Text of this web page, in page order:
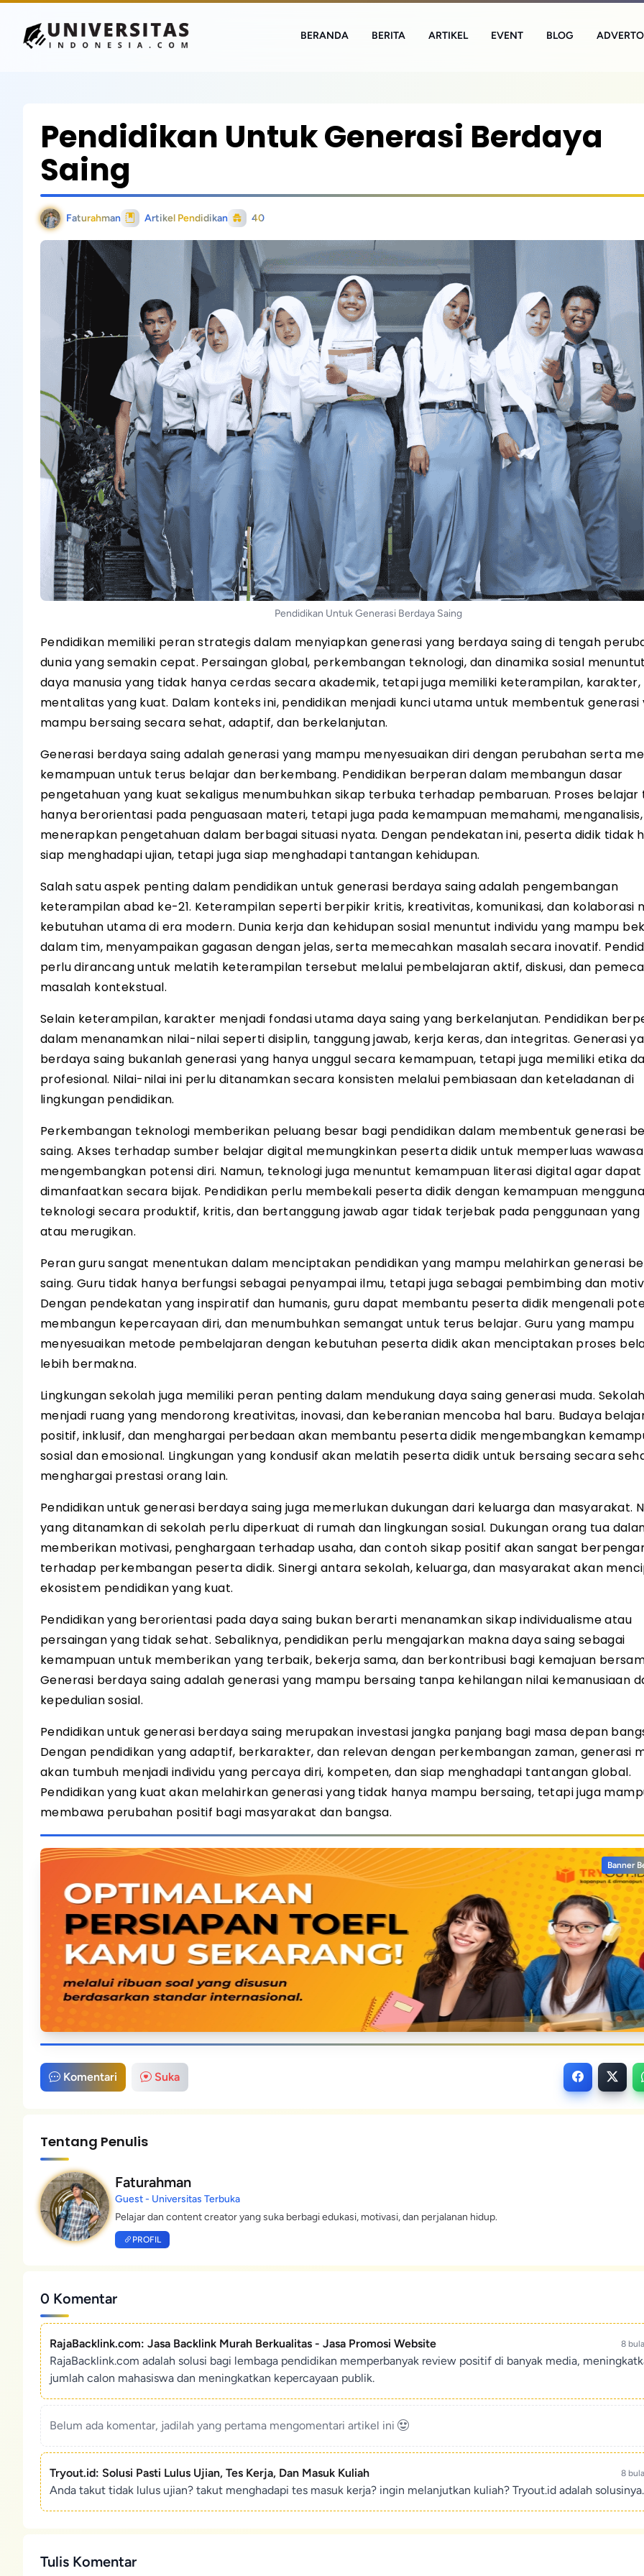
BERANDA BERITA ARTIKEL EVENT BLOG
Pendidikan Untuk Generasi Berdaya
Saing
Faturahman Artikel Pendidikan 40
Pendidikan Untuk Generasi Berdaya Saing
Pendidikan memiliki peran strategis dalam menyiapkan generasi yang berdaya saing di tengah
dunia yang semakin cepat. Persaingan global, perkembangan teknologi, dan dinamika sosial
daya manusia yang tidak hanya cerdas secara akademik, tetapi juga memiliki keterampilan, karakter,
mentalitas yang kuat. Dalam konteks ini, pendidikan menjadi kunci utama untuk membentuk generasi
mampu bersaing secara sehat, adaptif, dan berkelanjutan.
Generasi berdaya saing adalah generasi yang mampu menyesuaikan diri dengan perubahan serta
kemampuan untuk terus belajar dan berkembang. Pendidikan berperan dalam membangun dasar
pengetahuan yang kuat sekaligus menumbuhkan sikap terbuka terhadap pembaruan. Proses belajar
hanya berorientasi pada penguasaan materi, tetapi juga pada kemampuan memahami,
menerapkan pengetahuan dalam berbagai situasi nyata. Dengan pendekatan ini, peserta didik tidak
siap menghadapi ujian, tetapi juga siap menghadapi tantangan kehidupan.
Salah satu aspek penting dalam pendidikan untuk generasi berdaya saing adalah pengembangan
keterampilan abad ke-21. Keterampilan seperti berpikir kritis, kreativitas, komunikasi, dan kolaborasi
kebutuhan utama di era modern. Dunia kerja dan kehidupan sosial menuntut individu yang mampu
dalam tim, menyampaikan gagasan dengan jelas, serta memecahkan masalah secara inovatif.
perlu dirancang untuk melatih keterampilan tersebut melalui pembelajaran aktif, diskusi, dan
masalah kontekstual.
Selain keterampilan, karakter menjadi fondasi utama daya saing yang berkelanjutan. Pendidikan
dalam menanamkan nilai-nilai seperti disiplin, tanggung jawab, kerja keras, dan integritas. Generasi
berdaya saing bukanlah generasi yang hanya unggul secara kemampuan, tetapi juga memiliki etika
profesional. Nilai-nilai ini perlu ditanamkan secara konsisten melalui pembiasaan dan keteladanan di
lingkungan pendidikan.
Perkembangan teknologi memberikan peluang besar bagi pendidikan dalam membentuk generasi
saing. Akses terhadap sumber belajar digital memungkinkan peserta didik untuk memperluas
mengembangkan potensi diri. Namun, teknologi juga menuntut kemampuan literasi digital agar dapat
dimanfaatkan secara bijak. Pendidikan perlu membekali peserta didik dengan kemampuan
teknologi secara produktif, kritis, dan bertanggung jawab agar tidak terjebak pada penggunaan yang
atau merugikan.
Peran guru sangat menentukan dalam menciptakan pendidikan yang mampu melahirkan generasi
saing. Guru tidak hanya berfungsi sebagai penyampai ilmu, tetapi juga sebagai pembimbing dan
Dengan pendekatan yang inspiratif dan humanis, guru dapat membantu peserta didik mengenali
membangun kepercayaan diri, dan menumbuhkan semangat untuk terus belajar. Guru yang mampu
menyesuaikan metode pembelajaran dengan kebutuhan peserta didik akan menciptakan proses
lebih bermakna.
Lingkungan sekolah juga memiliki peran penting dalam mendukung daya saing generasi muda.
menjadi ruang yang mendorong kreativitas, inovasi, dan keberanian mencoba hal baru. Budaya
positif, inklusif, dan menghargai perbedaan akan membantu peserta didik mengembangkan
sosial dan emosional. Lingkungan yang kondusif akan melatih peserta didik untuk bersaing secara
menghargai prestasi orang lain.
Pendidikan untuk generasi berdaya saing juga memerlukan dukungan dari keluarga dan masyarakat.
yang ditanamkan di sekolah perlu diperkuat di rumah dan lingkungan sosial. Dukungan orang tua
memberikan motivasi, penghargaan terhadap usaha, dan contoh sikap positif akan sangat
terhadap perkembangan peserta didik. Sinergi antara sekolah, keluarga, dan masyarakat akan
ekosistem pendidikan yang kuat.
Pendidikan yang berorientasi pada daya saing bukan berarti menanamkan sikap individualisme atau
persaingan yang tidak sehat. Sebaliknya, pendidikan perlu mengajarkan makna daya saing sebagai
kemampuan untuk memberikan yang terbaik, bekerja sama, dan berkontribusi bagi kemajuan
Generasi berdaya saing adalah generasi yang mampu bersaing tanpa kehilangan nilai kemanusiaan
kepedulian sosial.
Pendidikan untuk generasi berdaya saing merupakan investasi jangka panjang bagi masa depan
Dengan pendidikan yang adaptif, berkarakter, dan relevan dengan perkembangan zaman, generasi
akan tumbuh menjadi individu yang percaya diri, kompeten, dan siap menghadapi tantangan global.
Pendidikan yang kuat akan melahirkan generasi yang tidak hanya mampu bersaing, tetapi juga
membawa perubahan positif bagi masyarakat dan bangsa.
Banner
Komentari Suka
Tentang Penulis
Faturahman
Guest - Universitas Terbuka
Pelajar dan content creator yang suka berbagi edukasi, motivasi, dan perjalanan hidup.
PROFIL
0 Komentar
RajaBacklink.com: Jasa Backlink Murah Berkualitas - Jasa Promosi Website 8
RajaBacklink.com adalah solusi bagi lembaga pendidikan memperbanyak review positif di banyak media,
jumlah calon mahasiswa dan meningkatkan kepercayaan publik.
Belum ada komentar, jadilah yang pertama mengomentari artikel ini
Tryout.id: Solusi Pasti Lulus Ujian, Tes Kerja, Dan Masuk Kuliah 8
Anda takut tidak lulus ujian? takut menghadapi tes masuk kerja? ingin melanjutkan kuliah? Tryout.id adalah solusinya.
Tulis Komentar